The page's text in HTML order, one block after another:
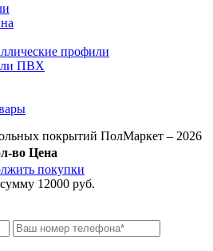
профили
ПВХ
покрытий ПолМаркет – 2026
во Цена
покупки
12000 руб.